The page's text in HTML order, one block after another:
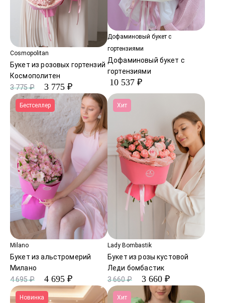
Cosmopolitan
Букет из розовых гортензий
Космополитен
3 775 ₽
3 775 ₽
Дофаминовый букет с
гортензиями
Дофаминовый букет с
гортензиями
10 537 ₽
Бестселлер
Milano
Букет из альстромерий
Милано
4 695 ₽
4 695 ₽
Хит
Lady Bombastik
Букет из розы кустовой
Леди бомбастик
3 660 ₽
3 660 ₽
Новинка Хит